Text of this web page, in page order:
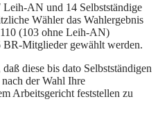
AN und 14 Selbstständige
Wähler das Wahlergebnis
(103 ohne Leih-AN)
BR-Mitglieder gewählt werden.
diese bis dato Selbstständigen
der Wahl Ihre
Arbeitsgericht feststellen zu